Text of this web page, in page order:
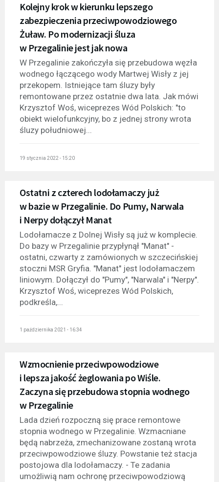
Kolejny krok w kierunku lepszego
zabezpieczenia przeciwpowodziowego
Żuław. Po modernizacji śluza
w Przegalinie jest jak nowa
W Przegalinie zakończyła się przebudowa węzła
wodnego łączącego wody Martwej Wisły z jej
przekopem. Istniejące tam śluzy były
remontowane przez ostatnie dwa lata. Jak mówi
Krzysztof Woś, wiceprezes Wód Polskich: "to
obiekt wielofunkcyjny, bo z jednej strony wrota
śluzy południowej...
19 stycznia 2022 - 15:20
Ostatni z czterech lodołamaczy już
w bazie w Przegalinie. Do Pumy, Narwala
i Nerpy dołączył Manat
Lodołamacze z Dolnej Wisły są już w komplecie.
Do bazy w Przegalinie przypłynął "Manat" -
ostatni, czwarty z zamówionych w szczecińskiej
stoczni MSR Gryfia. "Manat" jest lodołamaczem
liniowym. Dołączył do "Pumy", "Narwala" i "Nerpy".
Krzysztof Woś, wiceprezes Wód Polskich,
podkreśla,...
1 października 2021 - 16:34
Wzmocnienie przeciwpowodziowe
i lepsza jakość żeglowania po Wiśle.
Zaczyna się przebudowa stopnia wodnego
w Przegalinie
Lada dzień rozpoczną się prace remontowe
stopnia wodnego w Przegalinie. Wzmacniane
będą nabrzeża, zmechanizowane zostaną wrota
przeciwpowodziowe śluzy. Powstanie też stacja
postojowa dla lodołamaczy. - Te zadania
umożliwią nam ochronę przeciwpowodziową